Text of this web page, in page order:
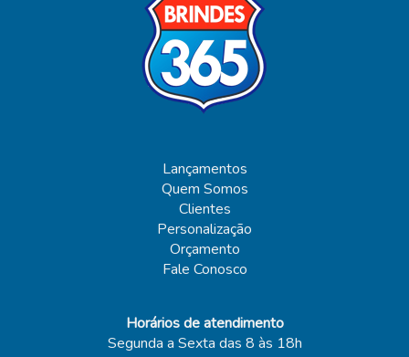
Lançamentos
Quem Somos
Clientes
Personalização
Orçamento
Fale Conosco
Horários de atendimento
Segunda a Sexta das 8 às 18h